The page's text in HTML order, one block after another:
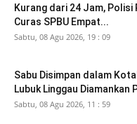
Kurang dari 24 Jam, Polisi
Curas SPBU Empat...
Sabtu, 08 Agu 2026, 19 : 09
Sabu Disimpan dalam
Lubuk Linggau Diamankan
Sabtu, 08 Agu 2026, 11 : 59